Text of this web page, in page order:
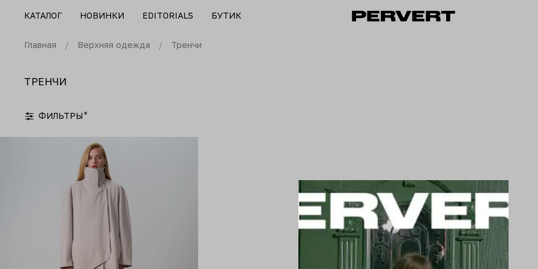
КАТАЛОГ НОВИНКИ EDITORIALS БУТИК
Главная Верхняя одежда Тренчи
ТРЕНЧИ
ФИЛЬТРЫ